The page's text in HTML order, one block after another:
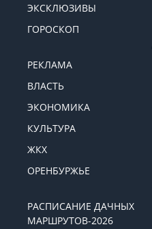
ЭКСКЛЮЗИВЫ
ГОРОСКОП
РЕКЛАМА
ВЛАСТЬ
ЭКОНОМИКА
КУЛЬТУРА
ЖКХ
ОРЕНБУРЖЬЕ
РАСПИСАНИЕ ДАЧНЫХ
МАРШРУТОВ-2026